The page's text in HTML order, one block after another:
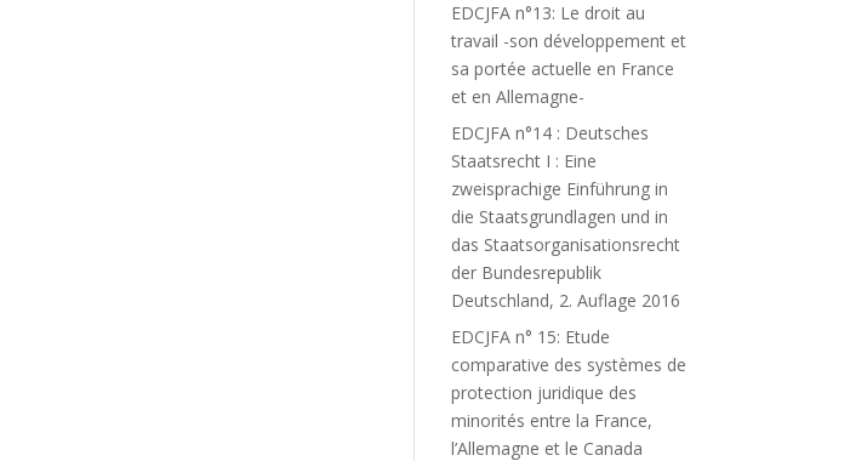
EDCJFA n°13: Le droit au
travail -son développement et
sa portée actuelle en France
et en Allemagne-
EDCJFA n°14 : Deutsches
Staatsrecht I : Eine
zweisprachige Einführung in
die Staatsgrundlagen und in
das Staatsorganisationsrecht
der Bundesrepublik
Deutschland, 2. Auflage 2016
EDCJFA n° 15: Etude
comparative des systèmes de
protection juridique des
minorités entre la France,
l’Allemagne et le Canada